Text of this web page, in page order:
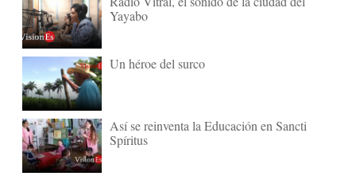
Yayabo
Un héroe del surco
Así se reinventa la Educación en Sancti
Spíritus